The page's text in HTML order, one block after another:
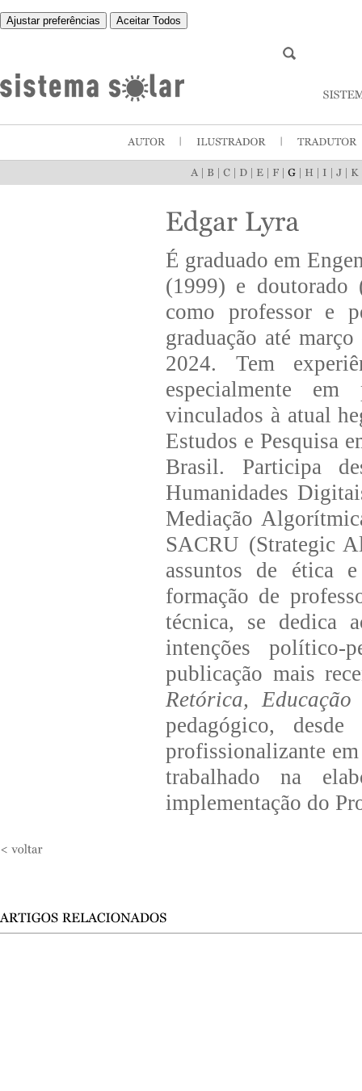
Ajustar preferências Aceitar Todos
É graduado em
(1999) e doutorado
como professor e
graduação até
2024. Tem
especialmente
vinculados à atual
Estudos e Pesquisa
Brasil. Participa
Humanidades
Mediação
SACRU (Strategic
assuntos de ética
formação de
técnica, se dedica
intenções político-
publicação mais
Retórica,
pedagógico,
profissionalizante
trabalhado na
implementação do